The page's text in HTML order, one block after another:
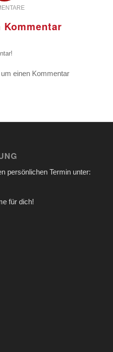
einen Kommentar
persönlichen Termin unter:
für dich!